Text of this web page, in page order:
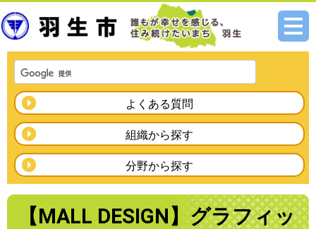
メニ
よくある質問
組織から探す
分野から探す
【MALL DESIGN】グラフィッ